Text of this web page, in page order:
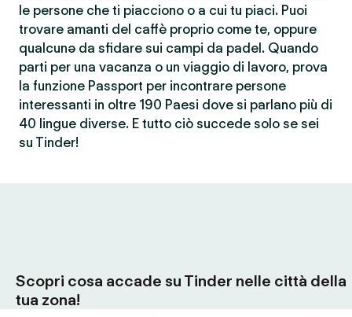
le persone che ti piacciono o a cui tu piaci. Puoi
trovare amanti del caffè proprio come te, oppure
qualcunə da sfidare sui campi da padel. Quando
parti per una vacanza o un viaggio di lavoro, prova
la funzione Passport per incontrare persone
interessanti in oltre 190 Paesi dove si parlano più di
40 lingue diverse. E tutto ciò succede solo se sei
su Tinder!
Scopri cosa accade su Tinder nelle città della
tua zona!